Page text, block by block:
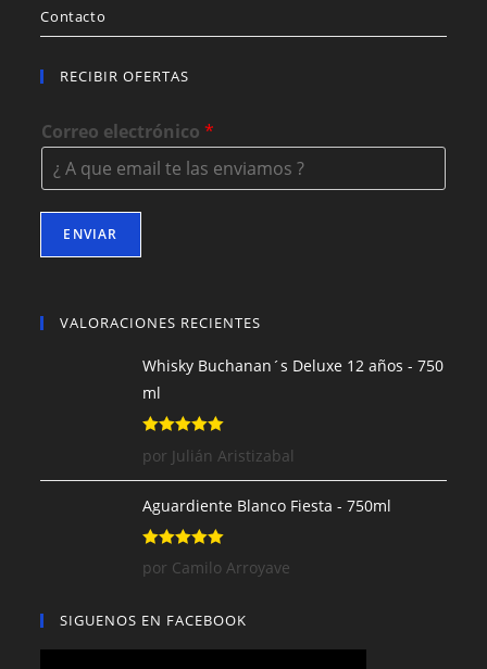
Contacto
RECIBIR OFERTAS
Correo electrónico*
ENVIAR
VALORACIONES RECIENTES
Whisky Buchanan´s Deluxe 12 años - 750
ml
Valorado con
por Julián Aristizabal
Aguardiente Blanco Fiesta - 750ml
Valorado con
por Camilo Arroyave
SIGUENOS EN FACEBOOK